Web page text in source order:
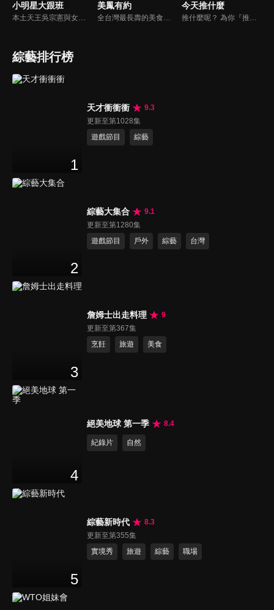
小明星大跟班
本土天王吳宗憲與女兒吳姍儒（Sandy）搭檔主持，每集邀請來賓暢談演藝圈大小事，父女檔聯手笑果十足，老梗搭上新世代，最新組合強勢登場！
美鳳有約
全台灣最長壽的美食節目《美鳯有約》魅力百分百！長達15年的播出時間，總是陪伴著許多婆婆媽媽們渡過一個輕鬆愉快的時光，精采內容您絕對不可錯過喔！
今天推什麼
推什麼呢？ 為你『推』上熱騰騰第一手消息！時下最新、最夯！吃喝玩樂食衣住行藝文活動，哪邊流行哪邊去！好物推薦真心不騙！跟著《今天推什麼》走在潮流最前線！
綜藝排行榜
1
天才衝衝衝
9.3
更新至第1028集
遊戲節目
綜藝
2
綜藝大集合
9.1
更新至第1280集
遊戲節目
戶外 綜藝 台灣
3
詹姆士出走料理
9
更新至第367集
烹飪
旅遊 美食
4
絕美地球 第一季 8.4
紀錄片 自然
5
綜藝新時代
8.3
更新至第355集
實境秀
旅遊 綜藝 職場